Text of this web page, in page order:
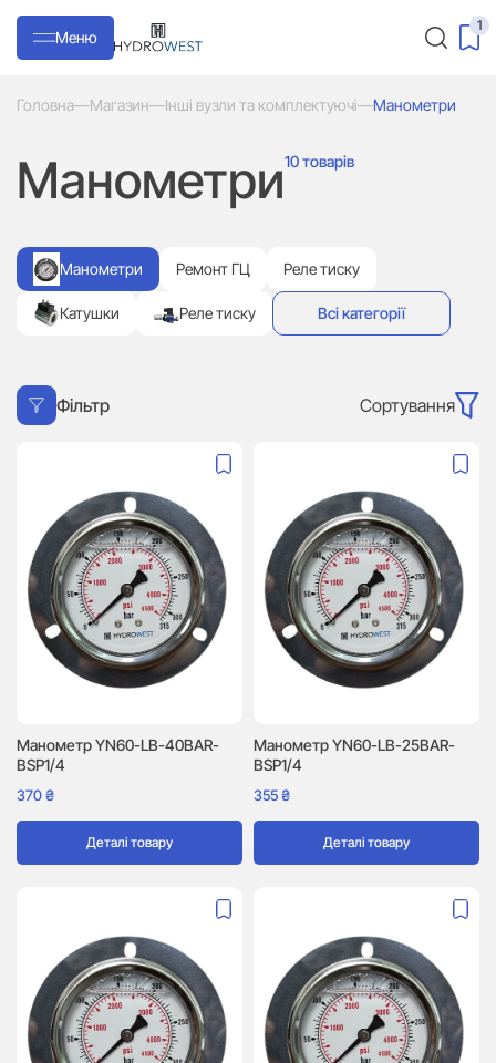
Меню
1
Головна—Магазин—Інші вузли та комплектуючі—Манометри
Манометри10 товарів
Ремонт ГЦ
Манометри Реле тиску
Катушки Реле тиску Всі категорії
Фільтр Сортування
Манометр YN60-LB-40BAR-
BSP1/4
370₴
Деталі товару
Манометр YN60-LB-25BAR-
BSP1/4
355₴
Деталі товару